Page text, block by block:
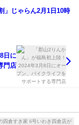
」じゃらん2月1日10時
日に
門店